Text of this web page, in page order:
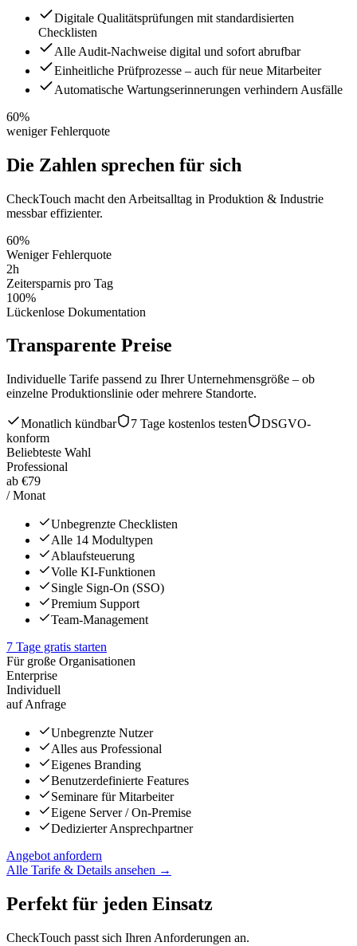
Digitale Qualitätsprüfungen mit standardisierten
Checklisten
Alle Audit-Nachweise digital und sofort abrufbar
Einheitliche Prüfprozesse – auch für neue Mitarbeiter
Automatische Wartungserinnerungen verhindern Ausfälle
60%
weniger Fehlerquote
Die Zahlen sprechen für sich
CheckTouch macht den Arbeitsalltag in Produktion & Industrie
messbar effizienter.
60%
Weniger Fehlerquote
2h
Zeitersparnis pro Tag
100%
Lückenlose Dokumentation
Transparente Preise
Individuelle Tarife passend zu Ihrer Unternehmensgröße – ob
einzelne Produktionslinie oder mehrere Standorte.
Monatlich kündbar 7 Tage kostenlos testen
DSGVO-
konform
Beliebteste Wahl
Professional
ab €79
/ Monat
Unbegrenzte Checklisten
Alle 14 Modultypen
Ablaufsteuerung
Volle KI-Funktionen
Single Sign-On (SSO)
Premium Support
Team-Management
7 Tage gratis starten
Für große Organisationen
Enterprise
Individuell
auf Anfrage
Unbegrenzte Nutzer
Alles aus Professional
Eigenes Branding
Benutzerdefinierte Features
Seminare für Mitarbeiter
Eigene Server / On-Premise
Dedizierter Ansprechpartner
Angebot anfordern
Alle Tarife & Details ansehen →
Perfekt für jeden Einsatz
CheckTouch passt sich Ihren Anforderungen an.